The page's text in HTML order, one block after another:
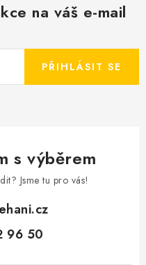
na váš e-mail
PŘIHLÁSIT SE
s výběrem
Jsme tu pro vás!
96 50